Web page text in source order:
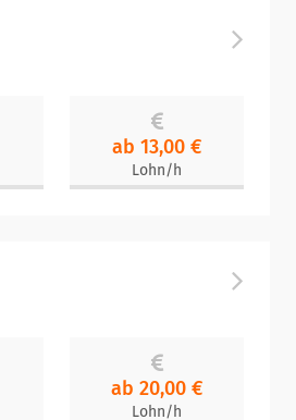
ab 13,00 €
Lohn/h
ab 20,00 €
Lohn/h